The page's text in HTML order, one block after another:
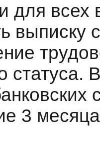
для всех
выписку
статуса.
3